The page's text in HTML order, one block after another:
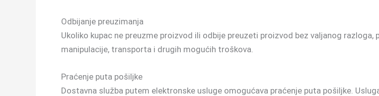
Odbijanje preuzimanja
Ukoliko kupac ne preuzme proizvod ili odbije preuzeti proizvod bez valjanog
manipulacije, transporta i drugih mogućih troškova.
Praćenje puta pošiljke
Dostavna služba putem elektronske usluge omogućava praćenje puta pošiljke.